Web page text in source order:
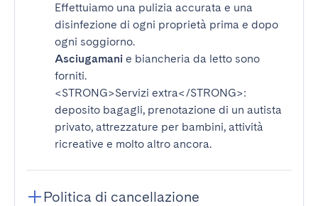
Effettuiamo una pulizia accurata e una
disinfezione di ogni proprietà prima e dopo
ogni soggiorno.
Asciugamani e biancheria da letto sono
forniti.
<STRONG>Servizi extra</STRONG>:
deposito bagagli, prenotazione di un autista
privato, attrezzature per bambini, attività
ricreative e molto altro ancora.
Politica di cancellazione